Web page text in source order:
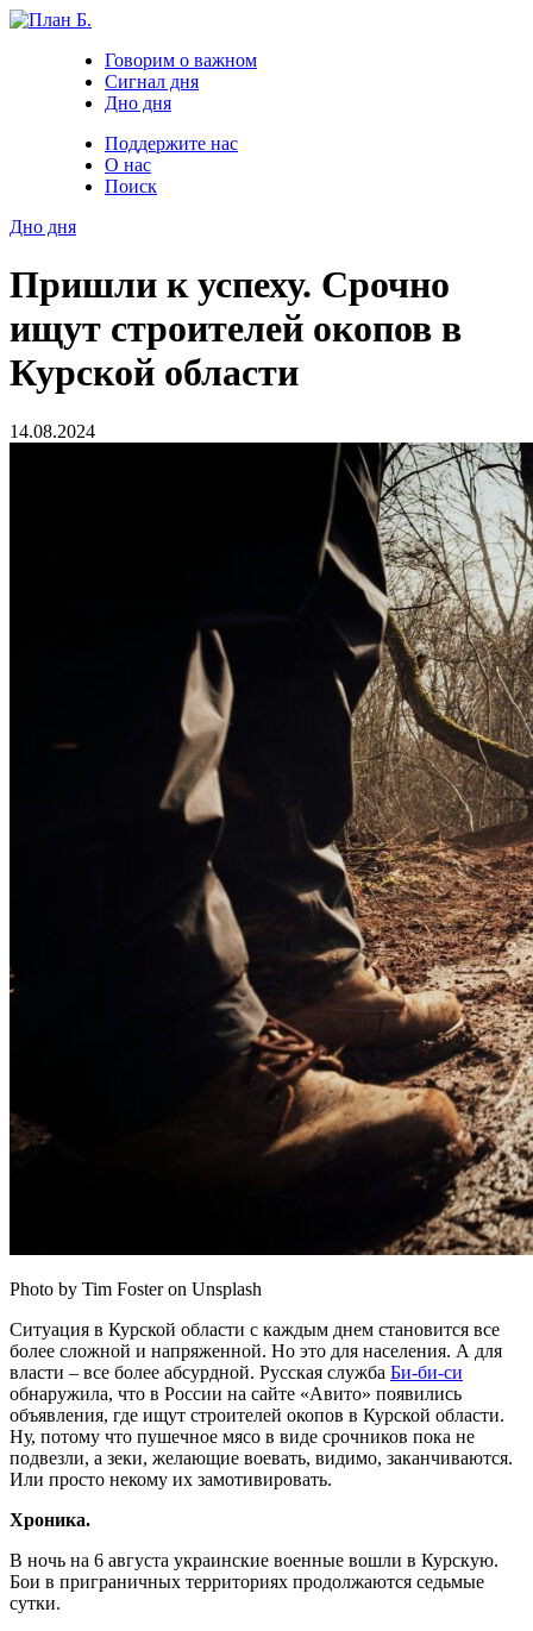
Говорим о важном
Сигнал дня
Дно дня
Поддержите нас
О нас
Поиск
Дно дня
Пришли к успеху. Срочно
ищут строителей окопов в
Курской области
14.08.2024
Photo by Tim Foster on Unsplash
Ситуация в Курской области с каждым днем становится все
более сложной и напряженной. Но это для населения. А для
власти – все более абсурдной. Русская cлужба Би-би-си
обнаружила, что в России на сайте «Авито» появились
объявления, где ищут строителей окопов в Курской области.
Ну, потому что пушечное мясо в виде срочников пока не
подвезли, а зеки, желающие воевать, видимо, заканчиваются.
Или просто некому их замотивировать.
Хроника.
В ночь на 6 августа украинские военные вошли в Курскую.
Бои в приграничных территориях продолжаются седьмые
сутки.